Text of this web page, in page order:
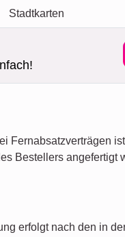
Stadtkarten
Fernabsatzverträgen
Bestellers
erfolgt nach den in